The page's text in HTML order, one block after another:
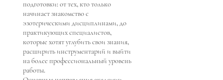
подготовки: от тех, кто только
начинает знакомство с
эзотерическими дисциплинами, до
практикующих специалистов,
которые хотят углубить свои знания,
расширить инструментарий и выйти
на более профессиональный уровень
работы.